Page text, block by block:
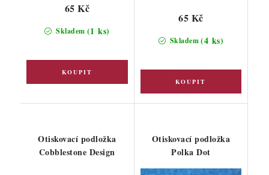
Skladem (1 ks)
65 Kč
Skladem(4 ks)
65 Kč
Otiskovací podložka
Cobblestone Design
Otiskovací podložka
Polka Dot